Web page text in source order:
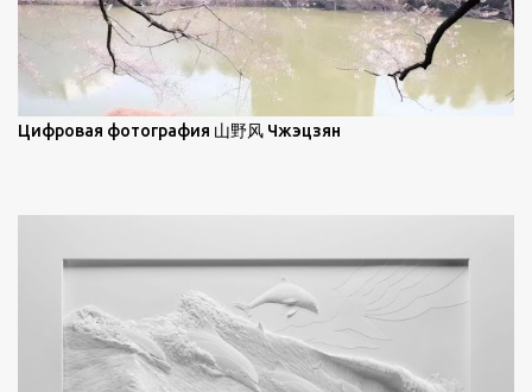
элегантность живописи с реалиями современной жизни. В
некотором смысле, персонажи его картин предлагают
зрителям незаконченный рассказ, который усиливается его
уникальной манерой использования освещения". Для
просмотра всех работ, посетите страницу –
Цифровая фотография 山野风 Чжэцзян